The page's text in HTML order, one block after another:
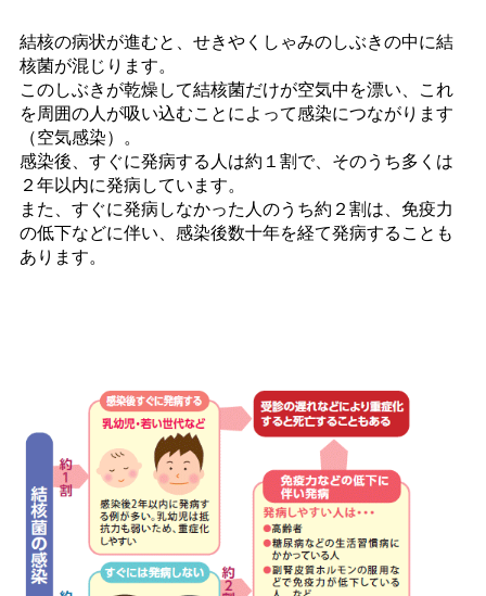
結核の病状が進むと、せきやくしゃみのしぶきの中に結
核菌が混じります。
このしぶきが乾燥して結核菌だけが空気中を漂い、これ
を周囲の人が吸い込むことによって感染につながります
（空気感染）。
感染後、すぐに発病する人は約１割で、そのうち多くは
２年以内に発病しています。
また、すぐに発病しなかった人のうち約２割は、免疫力
の低下などに伴い、感染後数十年を経て発病することも
あります。